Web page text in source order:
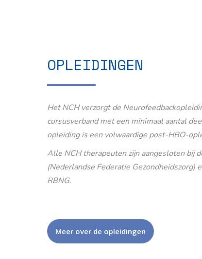
OPLEIDINGEN
Het NCH verzorgt de
cursusverband met een minimaal aantal
opleiding is een volwaardige post-HBO-
Alle NCH therapeuten zijn aangesloten bij
(Nederlandse Federatie Gezondheidszorg)
RBNG.
Meer over de opleidingen